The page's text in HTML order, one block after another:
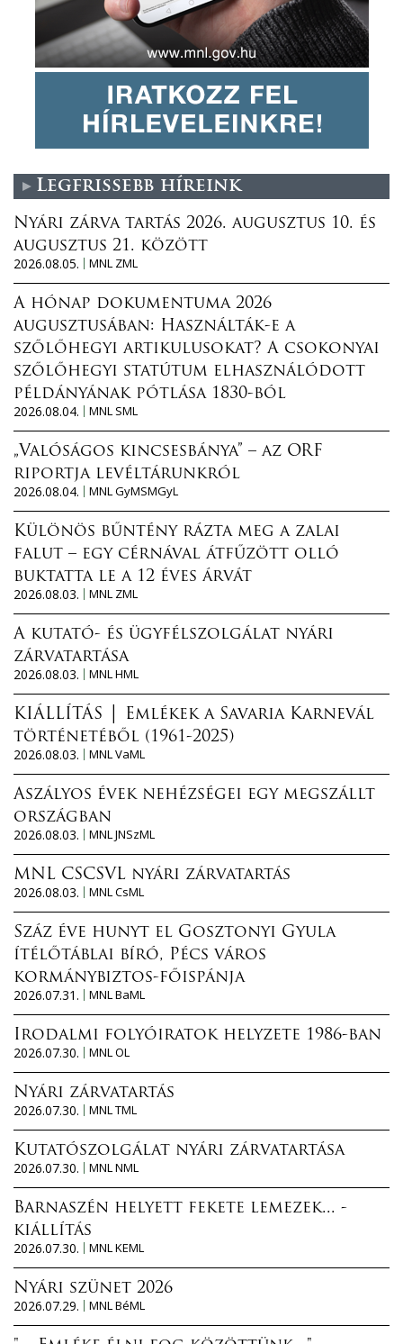
Legfrissebb híreink
Nyári zárva tartás 2026. augusztus 10. és
augusztus 21. között
2026.08.05.
MNL ZML
A hónap dokumentuma 2026
augusztusában: Használták-e a
szőlőhegyi artikulusokat? A csokonyai
szőlőhegyi statútum elhasználódott
példányának pótlása 1830-ból
2026.08.04.
MNL SML
„Valóságos kincsesbánya” – az ORF
riportja levéltárunkról
2026.08.04.
MNL GyMSMGyL
Különös bűntény rázta meg a zalai
falut – egy cérnával átfűzött olló
buktatta le a 12 éves árvát
2026.08.03.
MNL ZML
A kutató- és ügyfélszolgálat nyári
zárvatartása
2026.08.03.
MNL HML
KIÁLLÍTÁS │ Emlékek a Savaria Karnevál
történetéből (1961-2025)
2026.08.03.
MNL VaML
Aszályos évek nehézségei egy megszállt
országban
2026.08.03.
MNL JNSzML
MNL CSCSVL nyári zárvatartás
2026.08.03.
MNL CsML
Száz éve hunyt el Gosztonyi Gyula
ítélőtáblai bíró, Pécs város
kormánybiztos-főispánja
2026.07.31.
MNL BaML
Irodalmi folyóiratok helyzete 1986-ban
2026.07.30.
MNL OL
Nyári zárvatartás
2026.07.30.
MNL TML
Kutatószolgálat nyári zárvatartása
2026.07.30.
MNL NML
Barnaszén helyett fekete lemezek... -
kiállítás
2026.07.30.
MNL KEML
Nyári szünet 2026
2026.07.29.
MNL BéML